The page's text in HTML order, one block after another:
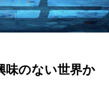
味のない世界か